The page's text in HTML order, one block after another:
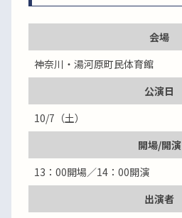
会場
神奈川・湯河原町民体育館
公演日
10/7（土）
開場/開演
13：00開場／14：00開演
出演者